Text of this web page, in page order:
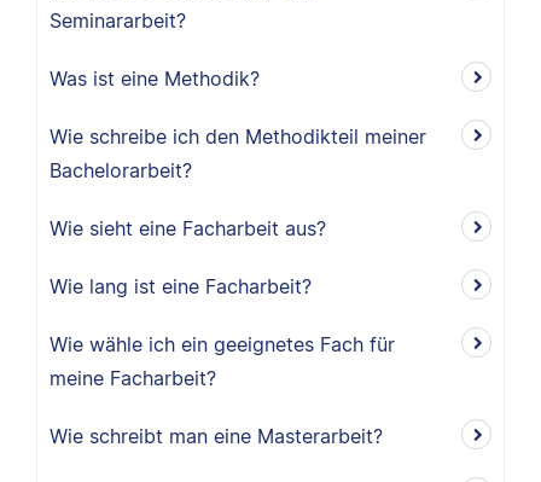
Seminararbeit?
Was ist eine Methodik?
Wie schreibe ich den Methodikteil meiner
Bachelorarbeit?
Wie sieht eine Facharbeit aus?
Wie lang ist eine Facharbeit?
Wie wähle ich ein geeignetes Fach für
meine Facharbeit?
Wie schreibt man eine Masterarbeit?